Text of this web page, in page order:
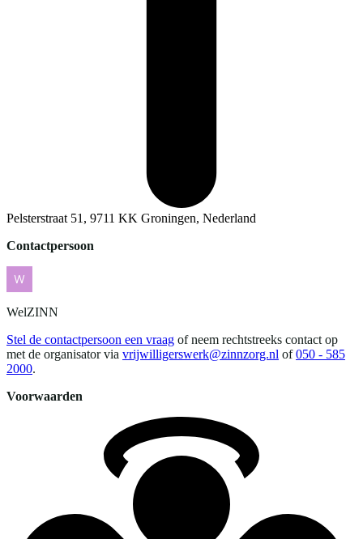
Pelsterstraat 51, 9711 KK Groningen, Nederland
Contactpersoon
WelZINN
Stel de contactpersoon een vraag of neem rechtstreeks contact op
met de organisator via vrijwilligerswerk@zinnzorg.nl of 050 - 585
2000.
Voorwaarden